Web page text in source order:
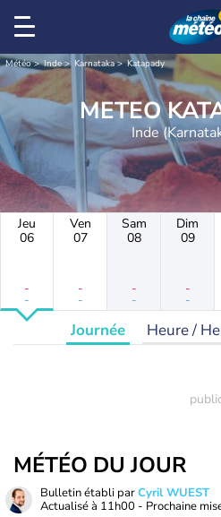
Météo Inde Karnataka Katapady
METEO
Inde
Jeu
06
-
-
Ven
07
-
-
Sam
08
-
-
Dim
09
-
-
Journée Heure /
MÉTÉO DU JOUR
Bulletin établi parCyril WUEST
Actualisé à 11h00 - Prochaine